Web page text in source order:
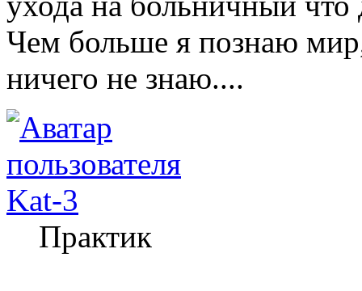
Чем больше я познаю
ничего не знаю....
Kat-3
Практик